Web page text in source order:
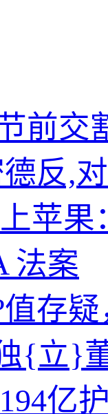
前交
反,
苹果
法案
存
{立}
亿